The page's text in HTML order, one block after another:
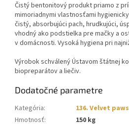
Čistý bentonitový produkt priamo z
mimoriadnymi vlastnosťami
čistý, absorbujúci pach, hrudkujúci,
vhodný ako podstielka pre mačky a
v domácnosti. Vysoká hygiena pri
Výrobok schválený Ústavom štátnej
biopreparátov a liečiv.
Dodatočné parametre
Kategória:
136. Velvet
Hmotnosť:
150 kg